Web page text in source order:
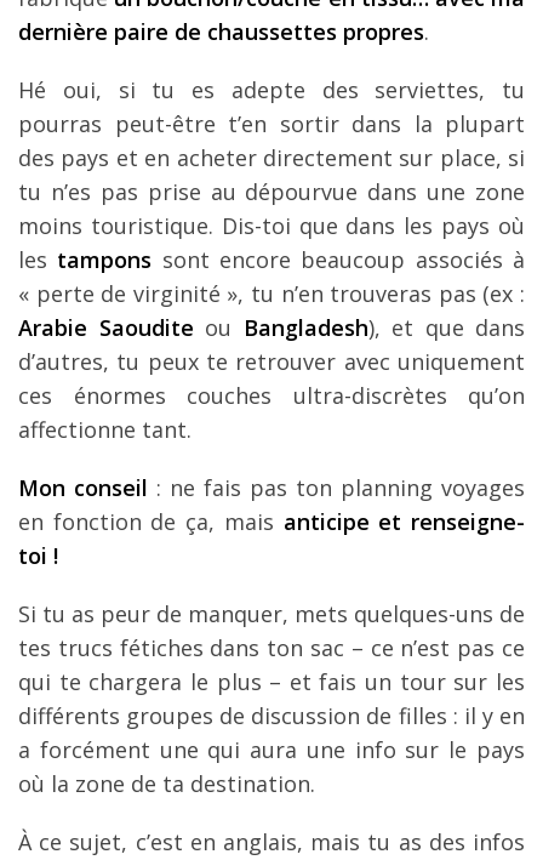
dernière paire de chaussettes propres.
Hé oui, si tu es adepte des serviettes, tu
pourras peut-être t’en sortir dans la plupart
des pays et en acheter directement sur place, si
tu n’es pas prise au dépourvue dans une zone
moins touristique. Dis-toi que dans les pays où
les tampons sont encore beaucoup associés à
« perte de virginité », tu n’en trouveras pas (ex :
Arabie Saoudite ou Bangladesh), et que dans
d’autres, tu peux te retrouver avec uniquement
ces énormes couches ultra-discrètes qu’on
affectionne tant.
Mon conseil : ne fais pas ton planning voyages
en fonction de ça, mais anticipe et renseigne-
toi !
Si tu as peur de manquer, mets quelques-uns de
tes trucs fétiches dans ton sac – ce n’est pas ce
qui te chargera le plus – et fais un tour sur les
différents groupes de discussion de filles : il y en
a forcément une qui aura une info sur le pays
où la zone de ta destination.
À ce sujet, c’est en anglais, mais tu as des infos